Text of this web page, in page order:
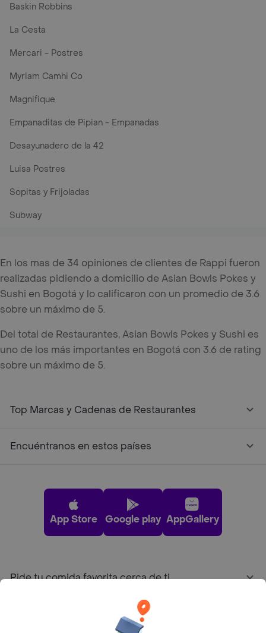
Baskin Robbins
La Cesta
Mercari - Postres
Myriam Camhi Co
Magnifique
Empanaditas de Pipian - Empanadas
Desayunadero de la 42
Luisa Postres
Sopitas y Frijoladas
Subway
En los mas de 34 opiniones de clientes de Rappi fueron
realizadas pidiendo a domicilio de Asian Bowls Pokes y
Sushi en Bogotá y lo calificaron con un promedio de 3.6
sobre un máximo de 5.
Del total de Restaurantes, Asian Bowls Pokes y Sushi es
uno de los más importantes en Bogotá con 3.6 de rating
sobre un máximo de 5.
Top Marcas y Cadenas de Restaurantes
Encuéntranos en estos países
App Store Google play AppGallery
Pide tu comida favorita cerca de ti